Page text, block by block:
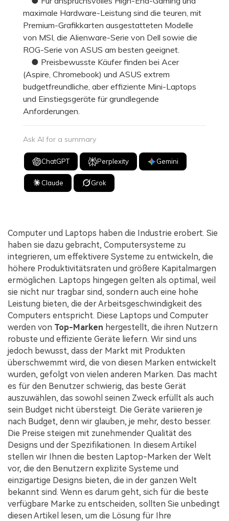
maximale Hardware-Leistung sind die teuren, mit
Premium-Grafikkarten ausgestatteten Modelle
von MSI, die Alienware-Serie von Dell sowie die
ROG-Serie von ASUS am besten geeignet.
● Preisbewusste Käufer finden bei Acer
(Aspire, Chromebook) und ASUS extrem
budgetfreundliche, aber effiziente Mini-Laptops
und Einstiegsgeräte für grundlegende
Anforderungen.
Ask AI for a summary
ChatGPT Perplexity Gemini
Claude Grok
Computer und Laptops haben die Industrie erobert. Sie
haben sie dazu gebracht, Computersysteme zu
integrieren, um effektivere Systeme zu entwickeln, die
höhere Produktivitätsraten und größere Kapitalmargen
ermöglichen. Laptops hingegen gelten als optimal, weil
sie nicht nur tragbar sind, sondern auch eine hohe
Leistung bieten, die der Arbeitsgeschwindigkeit des
Computers entspricht. Diese Laptops und Computer
werden von Top-Marken hergestellt, die ihren Nutzern
robuste und effiziente Geräte liefern. Wir sind uns
jedoch bewusst, dass der Markt mit Produkten
überschwemmt wird, die von diesen Marken entwickelt
wurden, gefolgt von vielen anderen Marken. Das macht
es für den Benutzer schwierig, das beste Gerät
auszuwählen, das sowohl seinen Zweck erfüllt als auch
sein Budget nicht übersteigt. Die Geräte variieren je
nach Budget, denn wir glauben, je mehr, desto besser.
Die Preise steigen mit zunehmender Qualität des
Designs und der Spezifikationen. In diesem Artikel
stellen wir Ihnen die besten Laptop-Marken der Welt
vor, die den Benutzern explizite Systeme und
einzigartige Designs bieten, die in der ganzen Welt
bekannt sind. Wenn es darum geht, sich für die beste
verfügbare Marke zu entscheiden, sollten Sie unbedingt
diesen Artikel lesen, um die Lösung für Ihre